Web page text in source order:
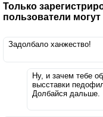
Только
пользователи
Задолбало ханжество!
Ну, и зачем тебе
высставки
Долбайся дальше.